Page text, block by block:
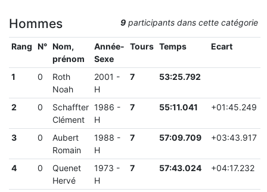
9 participants dans cette catégorie
Hommes
Rang N° Nom,
prénom
Année-
Sexe
Tours Temps Ecart
1 0
Roth
Noah
2001 -
H
7 53:25.792
2 0
Schaffter
Clément
1986 -
H
7 55:11.041 +01:45.249
3 0
Aubert
Romain
1988 -
H
7 57:09.709 +03:43.917
4 0
Quenet
Hervé
1973 -
H
7 57:43.024 +04:17.232